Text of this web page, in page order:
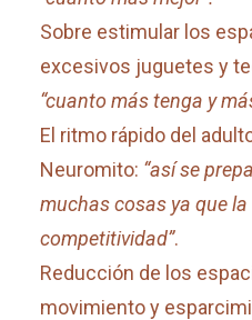
Sobre estimular los
excesivos juguetes y
“cuanto más tenga y
El ritmo rápido del
Neuromito: “así se
muchas cosas ya que
competitividad”.
Reducción de los
movimiento y